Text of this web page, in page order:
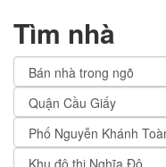
Tìm nhà